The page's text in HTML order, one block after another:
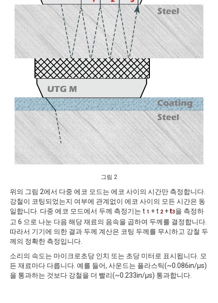
그림 2
위의 그림 2에서 다중 에코 모드는 에코 사이의 시간만 측정합니다.
강철이 코팅되었는지 여부에 관계없이 에코 사이의 모든 시간은 동
일합니다. 다중 에코 모드에서 두께 측정기는 t 1 + t 2 +t3을 측정하
고 6 으로 나눈 다음 해당 재료의 음속을 곱하여 두께를 결정합니다.
따라서 기기에 의한 결과 두께 계산은 코팅 두께를 무시하고 강철 두
께의 정확한 측정입니다.
소리의 속도는 마이크로초당 인치 또는 초당 미터로 표시됩니다. 모
든 재료마다 다릅니다. 예를 들어, 사운드는 플라스틱(~0.086in/μs)
을 통과하는 것보다 강철을 더 빨리(~0.233in/μs) 통과합니다.